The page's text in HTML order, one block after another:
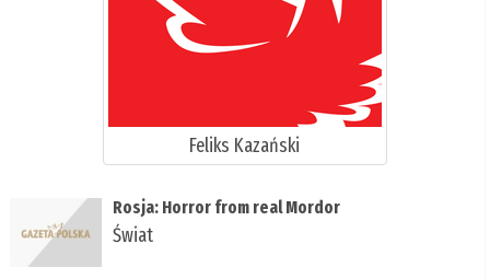
Feliks Kazański
Rosja: Horror from real Mordor
Świat